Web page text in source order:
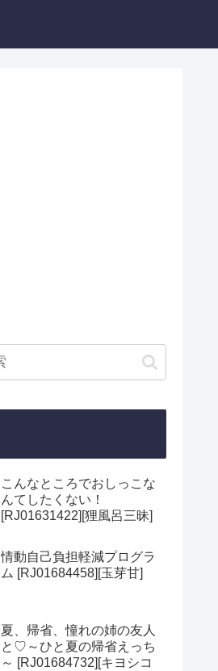
こんなところでおしっこな
んてしたくない！
[RJ01631422][狸風呂三昧]
情動自己負担軽減プログラ
ム [RJ01684458][玉芽甘]
夏、帰省、憧れの姉の友人
と♡～ひと夏の帰省えっち
～ [RJ01684732][キヨシコ